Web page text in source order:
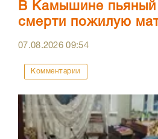
В Камышине
смерти пожилую
07.08.202609:54
Комментарии